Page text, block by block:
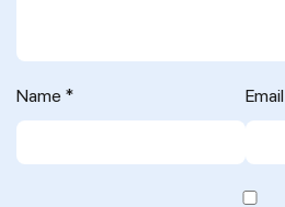
Name * Email